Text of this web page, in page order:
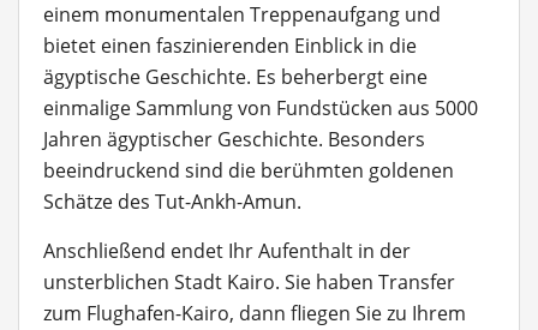
einem monumentalen Treppenaufgang und
bietet einen faszinierenden Einblick in die
ägyptische Geschichte. Es beherbergt eine
einmalige Sammlung von Fundstücken aus 5000
Jahren ägyptischer Geschichte. Besonders
beeindruckend sind die berühmten goldenen
Schätze des Tut-Ankh-Amun.
Anschließend endet Ihr Aufenthalt in der
unsterblichen Stadt Kairo. Sie haben Transfer
zum Flughafen-Kairo, dann fliegen Sie zu Ihrem